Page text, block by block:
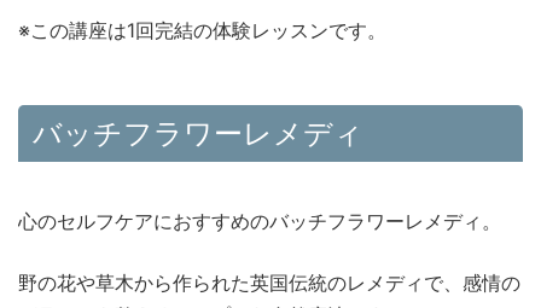
※この講座は1回完結の体験レッスンです。
バッチフラワーレメディ
心のセルフケアにおすすめのバッチフラワーレメディ。
野の花や草木から作られた英国伝統のレメディで、感情の